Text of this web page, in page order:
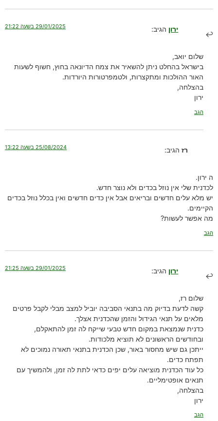
ירון הגיב: 29/01/2025 בשעה 21:22
שלום יואב,
בישראל בהחלט ניתן להשאיר את צמח הדיונאה בחוץ, חשוף לשעות
האור ההולכות ומתקצרות, ולטמפרטורות היורדות.
בהצלחה,
ירון
הגב
רז הגיב: 25/08/2024 בשעה 13:22
ה ירון.
לכדנית שלי אין נוזל בכדים ולא נוצר חדש.
יש מלא עלים חדשים ובריאים אבל אין כדים חדשים ואין בכלל נוזל בכדים
הקיימים.
מה אפשר לעשות?
הגב
ירון הגיב: 29/01/2025 בשעה 21:25
שלום רז,
קשה לדעת בדיוק מה בתנאי הסביבה יוביל למצב מבלי לקבל פרטים
מלאים על תנאי הגידול והזמן שהכדנית אצלך.
כדנית שנמצאת במקום חדש טבעי שייקח לה זמן להתאקלם,
ובחודשים הראשונים לא תוציא מלכודות.
ייתכן גם שיש מחסור באור, שכן הכדנית בתנאי תאורה נמוכים לא
תפתח כדים.
כל עוד הכדנית מוציאה עלים יפים כדאי לתת לה זמן, ולהמשיך עם
תנאים אופטימליים.
בהצלחה,
ירון
הגב